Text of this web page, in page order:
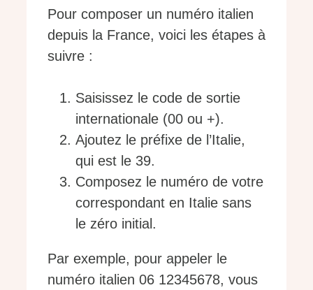
Pour composer un numéro italien
depuis la France, voici les étapes à
suivre :
Saisissez le code de sortie
internationale (00 ou +).
Ajoutez le préfixe de l’Italie,
qui est le 39.
Composez le numéro de votre
correspondant en Italie sans
le zéro initial.
Par exemple, pour appeler le
numéro italien 06 12345678, vous